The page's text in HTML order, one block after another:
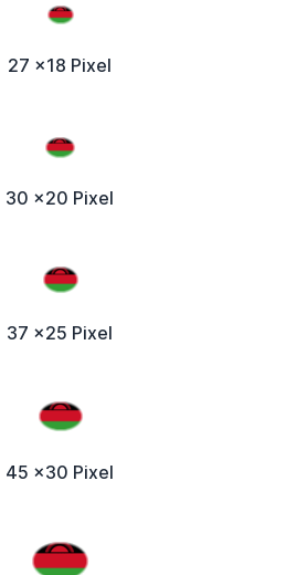
27 x18 Pixel
30 x20 Pixel
37 x25 Pixel
45 x30 Pixel